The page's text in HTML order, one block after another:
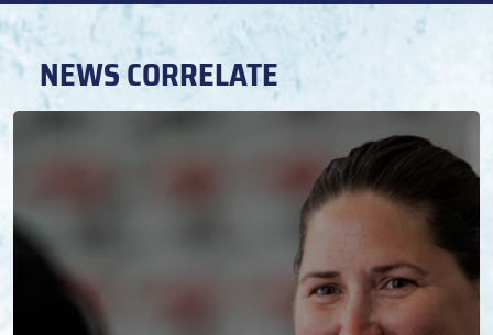
NEWS CORRELATE